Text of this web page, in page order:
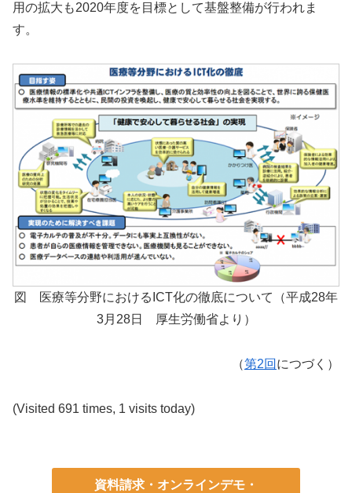
用の拡大も2020年度を目標として基盤整備が行われま
す。
図 医療等分野におけるICT化の徹底について（平成28年
3月28日 厚生労働省より）
（第2回 につづく）
(Visited 691 times, 1 visits today)
資料請求・オンラインデモ・